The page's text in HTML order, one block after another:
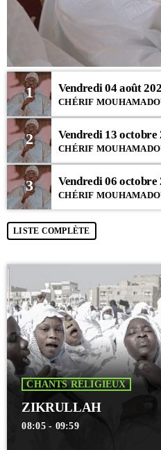
1 Vendredi 04 août
CHÉRIF
2 Vendredi 13 octobre
CHÉRIF
3 Vendredi 06 octobre
CHÉRIF
LISTE COMPLÈTE
CHANTS RELIGIEUX
ZIKRULLAH
08:05 - 09:59